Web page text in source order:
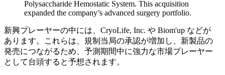
Polysaccharide Hemostatic System. This acquisition
expanded the company’s advanced surgery portfolio.
新興プレーヤーの中には、CryoLife, Inc. や Biom'up などが
あります。これらは、規制当局の承認が増加し、新製品の
発売につながるため、予測期間中に強力な市場プレーヤー
として台頭すると予想されます。